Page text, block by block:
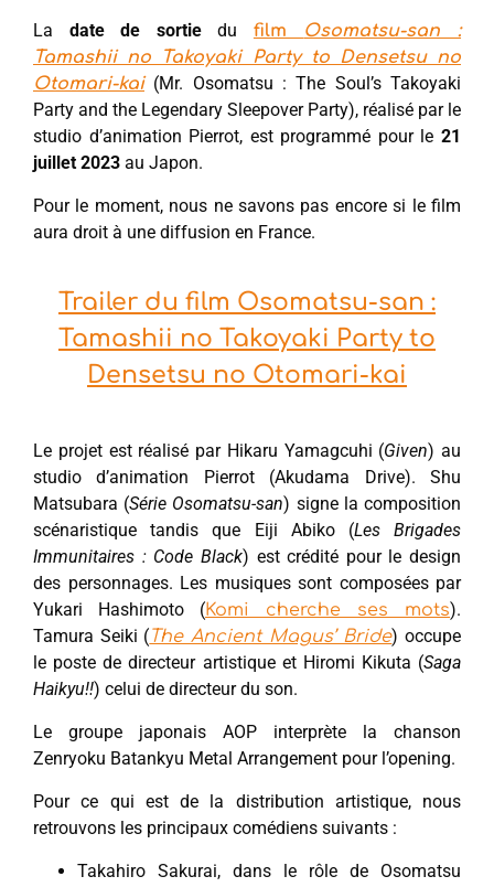
La date de sortiedu film Osomatsu-san :
Tamashii no Takoyaki Party to Densetsu no
Otomari-kai(Mr. Osomatsu : The Soul’s Takoyaki
Party and the Legendary Sleepover Party), réalisé par le
studio d’animation Pierrot, est programmé pour le 21
juillet 2023 au Japon.
Pour le moment, nous ne savons pas encore si le film
aura droit à une diffusion en France.
Trailer du film Osomatsu-san :
Tamashii no Takoyaki Party to
Densetsu no Otomari-kai
Le projet est réalisé par Hikaru Yamagcuhi (Given) au
studio d’animation Pierrot (Akudama Drive). Shu
Matsubara (Série Osomatsu-san) signe la composition
scénaristique tandis que Eiji Abiko (Les Brigades
Immunitaires : Code Black) est crédité pour le design
des personnages. Les musiques sont composées par
Yukari Hashimoto (Komi cherche ses mots).
Tamura Seiki (The Ancient Magus’ Bride) occupe
le poste de directeur artistique et Hiromi Kikuta (Saga
Haikyu!!) celui de directeur du son.
Le groupe japonais AOP interprète la chanson
Zenryoku Batankyu Metal Arrangement pour l’opening.
Pour ce qui est de la distribution artistique, nous
retrouvons les principaux comédiens suivants :
Takahiro Sakurai, dans le rôle de Osomatsu